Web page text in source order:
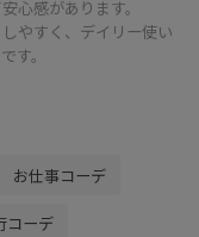
心感があります。
やすく、デイリー使い
す。
お仕事コーデ
コーデ